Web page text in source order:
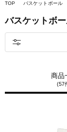
TOP バスケットボール
バスケットボ
商品
(57